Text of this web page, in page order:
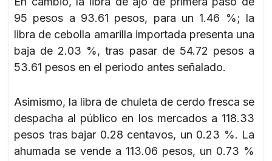
95 pesos a 93.61 pesos, para un 1.46 %; la
libra de cebolla amarilla importada presenta una
baja de 2.03 %, tras pasar de 54.72 pesos a
53.61 pesos en el periodo antes señalado.
Asimismo, la libra de chuleta de cerdo fresca se
despacha al público en los mercados a 118.33
pesos tras bajar 0.28 centavos, un 0.23 %. La
ahumada se vende a 113.06 pesos, un 0.73 %